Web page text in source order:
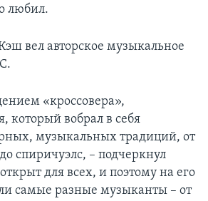
любил.
Кэш вел авторское музыкальное
«кроссовера»,
который вобрал в себя
музыкальных традиций, от
спиричуэлс, – подчеркнул
для всех, и поэтому на его
самые разные музыканты – от